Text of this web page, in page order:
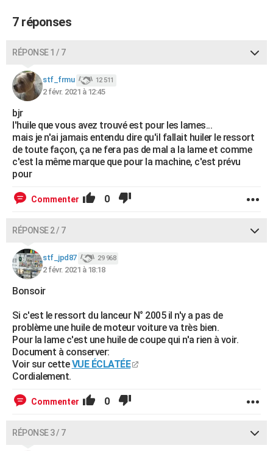
7 réponses
RÉPONSE 1 / 7
stf_frmu 12 511
2 févr. 2021 à 12:45
bjr
l'huile que vous avez trouvé est pour les lames...
mais je n'ai jamais entendu dire qu'il fallait huiler le ressort
de toute façon, ça ne fera pas de mal a la lame et comme
c'est la même marque que pour la machine, c'est prévu
pour
Commenter 0
RÉPONSE 2 / 7
stf_jpd87 29 968
2 févr. 2021 à 18:18
Bonsoir
Si c'est le ressort du lanceur N° 2005 il n'y a pas de
problème une huile de moteur voiture va très bien.
Pour la lame c'est une huile de coupe qui n'a rien à voir.
Document à conserver:
Voir sur cetteVUE ÉCLATÉE
Cordialement.
Commenter 0
RÉPONSE 3 / 7